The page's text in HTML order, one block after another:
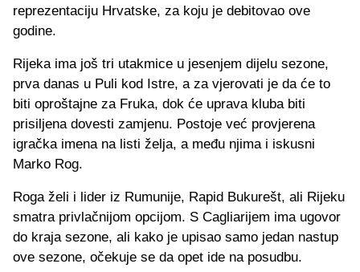
reprezentaciju Hrvatske, za koju je debitovao ove
godine.
Rijeka ima još tri utakmice u jesenjem dijelu sezone,
prva danas u Puli kod Istre, a za vjerovati je da će to
biti oproštajne za Fruka, dok će uprava kluba biti
prisiljena dovesti zamjenu. Postoje već provjerena
igračka imena na listi želja, a među njima i iskusni
Marko Rog.
Roga želi i lider iz Rumunije, Rapid Bukurešt, ali Rijeku
smatra privlačnijom opcijom. S Cagliarijem ima ugovor
do kraja sezone, ali kako je upisao samo jedan nastup
ove sezone, očekuje se da opet ide na posudbu.